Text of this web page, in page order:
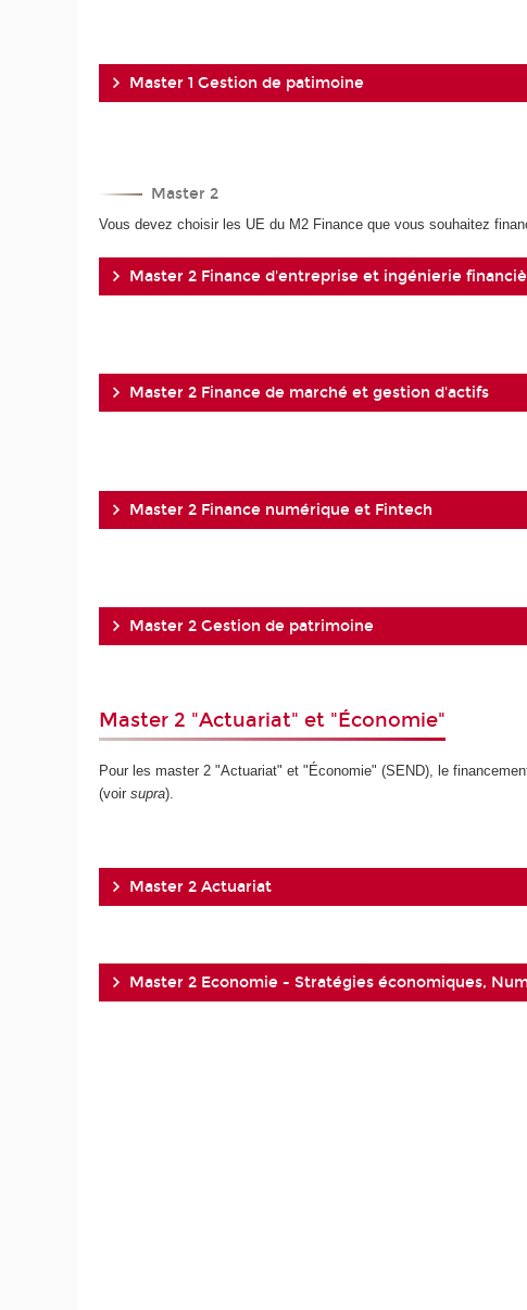
Master 1 Gestion de patimoine
Master 2
Vous devez choisir les UE du M2 Finance que vous souhaitez
Master 2 Finance d'entreprise et ingénierie
Master 2 Finance de marché et gestion d'actifs
Master 2 Finance numérique et Fintech
Master 2 Gestion de patrimoine
Master 2 "Actuariat" et "Économie"
Pour les master 2 "Actuariat" et "Économie" (SEND), le
(voirsupra).
Master 2 Actuariat
Master 2 Economie - Stratégies économiques,